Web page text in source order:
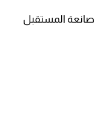
صانعة المستقبل